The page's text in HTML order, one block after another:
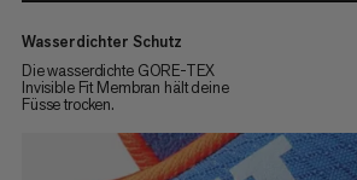
Wasserdichter Schutz
Die wasserdichte GORE-TEX
Invisible Fit Membran hält deine
Füsse trocken.